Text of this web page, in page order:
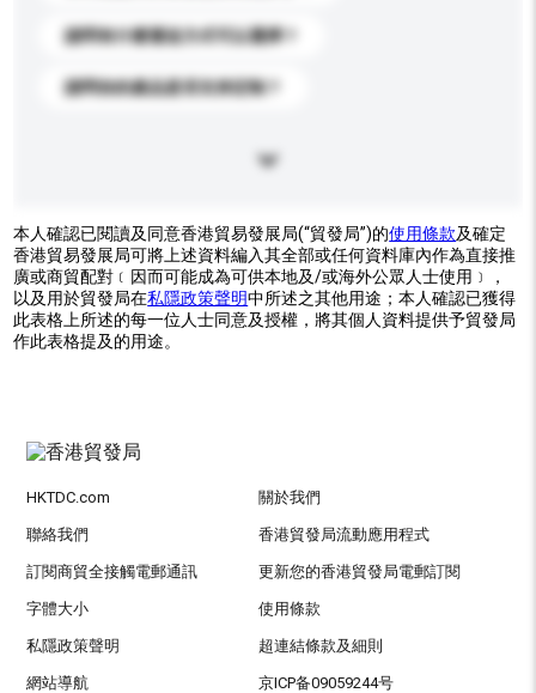
請問有什麼運送方式可以選擇？
請問你的產品是否支持定制？
本人確認已閱讀及同意香港貿易發展局(“貿發局”)的使用條款及確定
香港貿易發展局可將上述資料編入其全部或任何資料庫內作為直接推
廣或商貿配對﹝因而可能成為可供本地及/或海外公眾人士使用﹞，
以及用於貿發局在私隱政策聲明中所述之其他用途；本人確認已獲得
此表格上所述的每一位人士同意及授權，將其個人資料提供予貿發局
作此表格提及的用途。
HKTDC.com 關於我們
聯絡我們 香港貿發局流動應用程式
訂閱商貿全接觸電郵通訊 更新您的香港貿發局電郵訂閱
字體大小 使用條款
私隱政策聲明 超連結條款及細則
網站導航 京ICP备09059244号